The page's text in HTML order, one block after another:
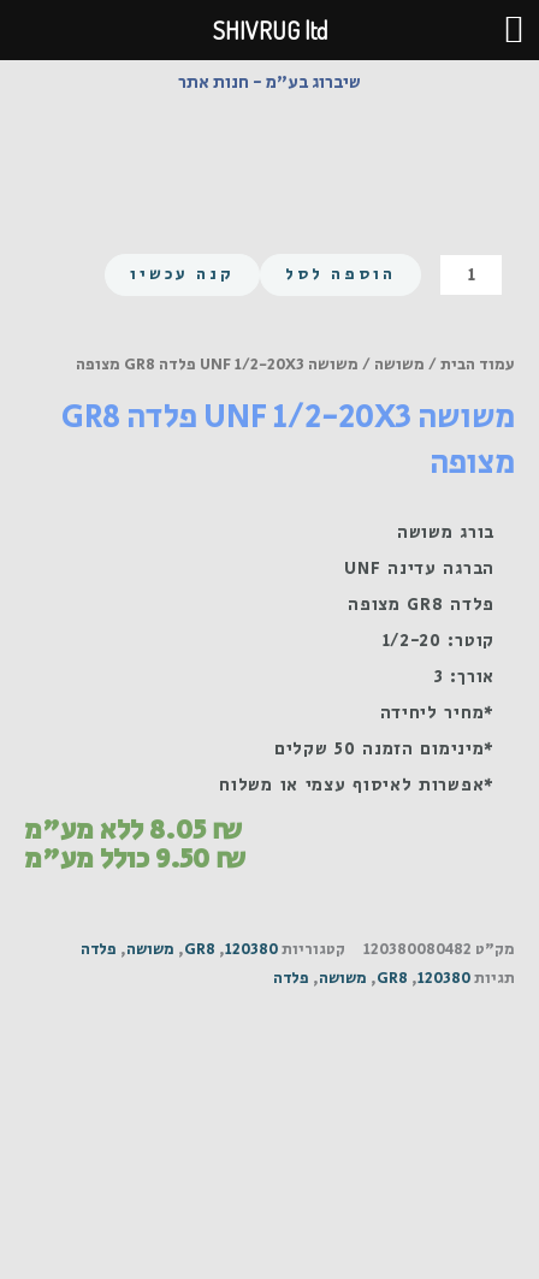
דילוג
לתוכן
שיברוג בע"מ - חנות אתר
כמות
של
20X3
GR8
הוספה לסל קנה עכשיו
עמוד הבית/ משושה / משושה UNF 1/2-20X3 פלדה GR8 מצופה
משושה UNF 1/2-20X3 פלדה GR8
מצופה
בורג משושה
הברגה עדינה UNF
פלדה GR8 מצופה
קוטר: 1/2-20
אורך: 3
*מחיר ליחידה
*מינימום הזמנה 50 שקלים
*אפשרות לאיסוף עצמי או משלוח
8.05₪ ללא מע"מ
9.50₪ כולל מע"מ
מק"ט 120380080482 קטגוריות120380
,
GR8
, משושה, פלדה
תגיות120380
,
GR8
, משושה, פלדה
SHIVRUG ltd